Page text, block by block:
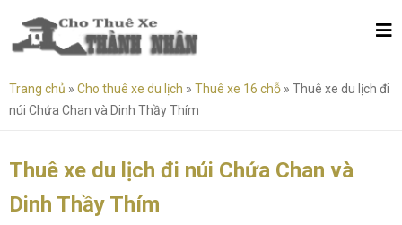
Trang chủ » Cho thuê xe du lịch » Thuê xe 16 chỗ » Thuê xe du lịch đi
núi Chứa Chan và Dinh Thầy Thím
Thuê xe du lịch đi núi Chứa Chan và
Dinh Thầy Thím